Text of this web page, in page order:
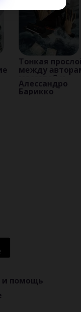
Тонкая
между
массовой и
литературы
Алессандро
Барикко
и помощь